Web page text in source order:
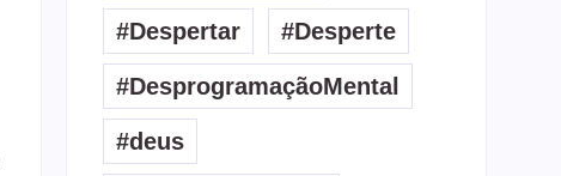
#Despertar #Desperte
#DesprogramaçãoMental
#deus